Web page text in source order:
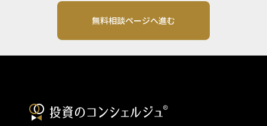
無料相談ページへ進む